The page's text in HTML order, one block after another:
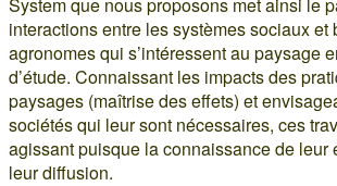
interactions entre les systèmes sociaux
agronomes qui s’intéressent au paysage
d’étude. Connaissant les impacts des
paysages (maîtrise des effets) et
sociétés qui leur sont nécessaires, ces
agissant puisque la connaissance de leur
leur diffusion.